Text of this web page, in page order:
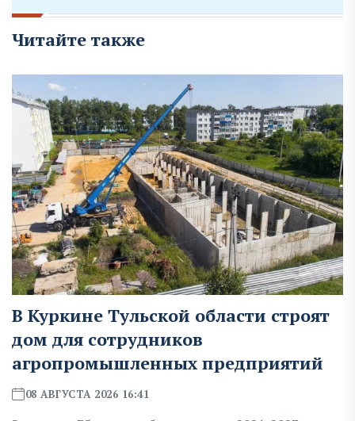
Читайте также
В Куркине Тульской области строят
дом для сотрудников
агропромышленных предприятий
08 АВГУСТА 2026 16:41